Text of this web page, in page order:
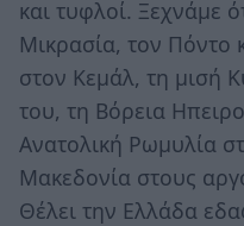
και τυφλοί. Ξεχνάμε
Μικρασία, τον Πόντο
στον Κεμάλ, τη μισή
του, τη Βόρεια
Ανατολική Ρωμυλία
Μακεδονία στους
Θέλει την Ελλάδα